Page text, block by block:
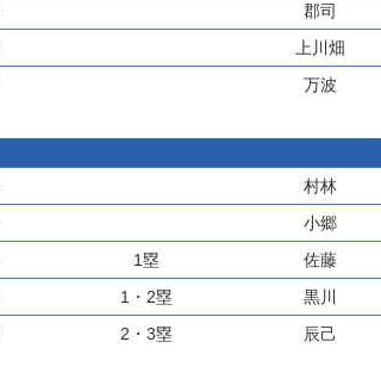
郡司
上川畑
万波
村林
小郷
1塁 佐藤
1・2塁 黒川
2・3塁 辰己